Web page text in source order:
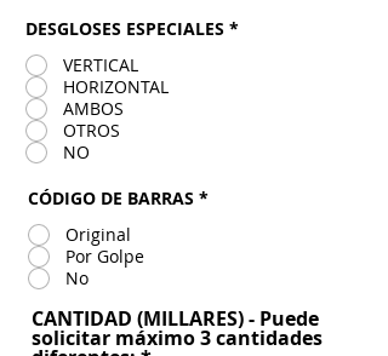
DESGLOSES ESPECIALES *
VERTICAL
HORIZONTAL
AMBOS
OTROS
NO
CÓDIGO DE BARRAS *
Original
Por Golpe
No
CANTIDAD (MILLARES) - Puede
solicitar máximo 3 cantidades